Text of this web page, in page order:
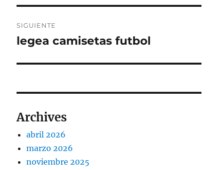
SIGUIENTE
Entrada
legea camisetas futbol
Archives
abril 2026
marzo 2026
noviembre 2025